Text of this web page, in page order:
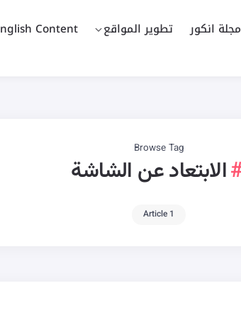
مجلة انكور تطوير المواقع Content
Browse Tag
الابتعاد عن الشاشة
1 Article